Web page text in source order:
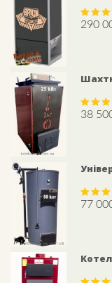
Rated
290
Rated
38
Rated
77
Котел